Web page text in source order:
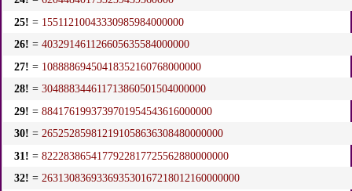
25! = 15511210043330985984000000
26! =403291461126605635584000000
27! = 10888869450418352160768000000
28! =304888344611713860501504000000
29! =8841761993739701954543616000000
30! = 265252859812191058636308480000000
31! =8222838654177922817725562880000000
32! = 263130836933693530167218012160000000